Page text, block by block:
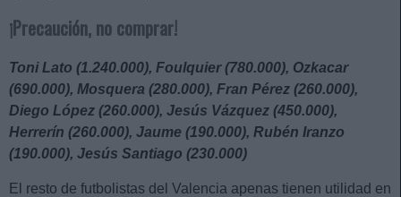
¡Precaución, no comprar!
Toni Lato (1.240.000), Foulquier (780.000), Ozkacar
(690.000), Mosquera (280.000), Fran Pérez (260.000),
Diego López (260.000), Jesús Vázquez (450.000),
Herrerín (260.000), Jaume (190.000), Rubén Iranzo
(190.000), Jesús Santiago (230.000)
El resto de futbolistas del Valencia apenas tienen utilidad en